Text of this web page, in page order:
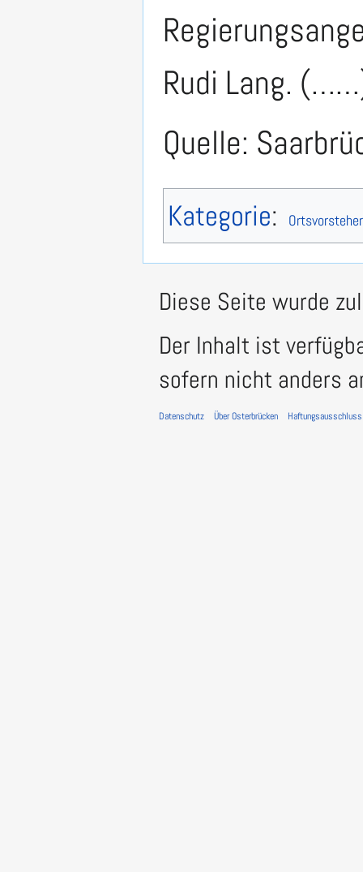
Rudi Lang.
Quelle:
Kategorie: Ortsvorsteher
Diese Seite wurde
Der Inhalt ist
sofern nicht anders
Datenschutz Über Osterbrücken Haftungsausschluss